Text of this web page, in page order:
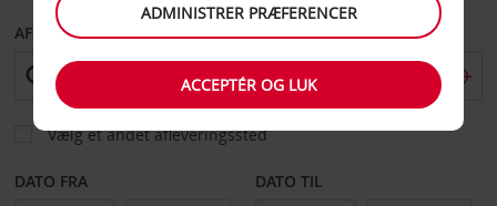
AFHENT FRA
Vælg et andet afleveringssted
DATO FRA DATO TIL
ADMINISTRER PRÆFERENCER
ACCEPTÉR OG LUK